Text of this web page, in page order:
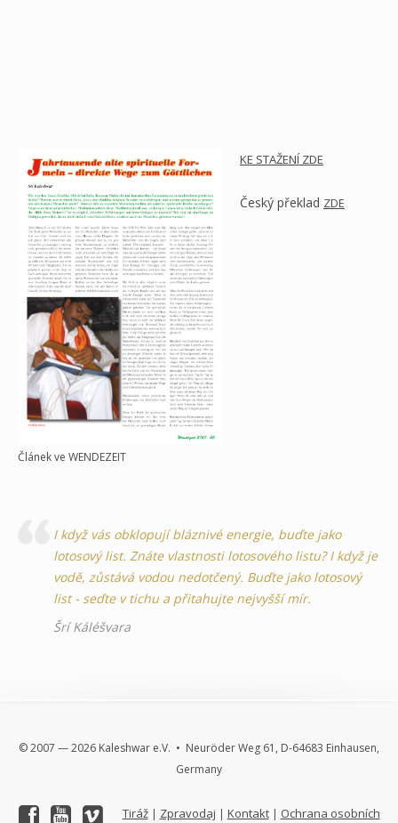
Článek ve WENDEZEIT
KE STAŽENÍ ZDE
Český překlad ZDE
I když vás obklopují bláznivé energie, buďte jako
lotosový list. Znáte vlastnosti lotosového listu? I když je
vodě, zůstává vodou nedotčený. Buďte jako lotosový
list - seďte v tichu a přitahujte nejvyšší mír.
Šrí Káléšvara
© 2007 — 2026 Kaleshwar e.V. • Neuröder Weg 61, D-64683 Einhausen,
Germany
Tiráž| Zpravodaj | Kontakt| Ochrana osobních